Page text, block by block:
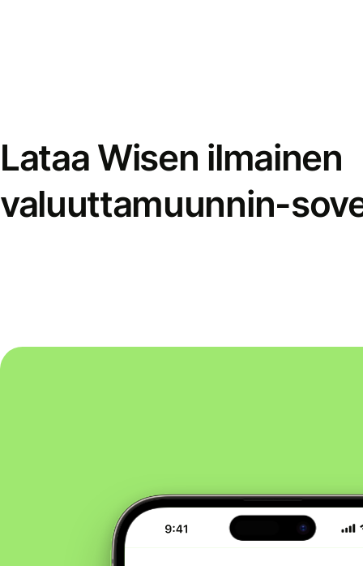
Lataa Wisen ilmainen
valuuttamuunnin-